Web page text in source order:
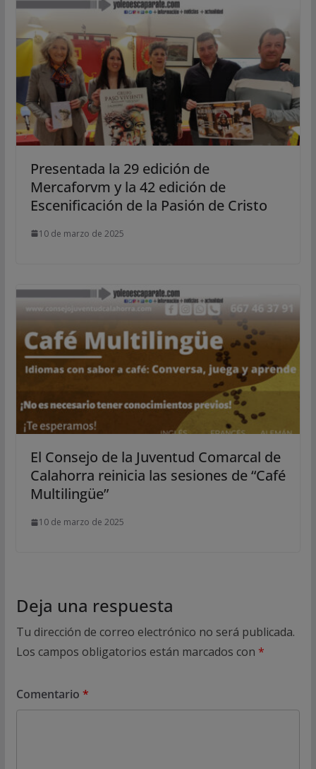
Presentada la 29 edición de
Mercaforvm y la 42 edición de
Escenificación de la Pasión de Cristo
10 de marzo de 2025
El Consejo de la Juventud Comarcal de
Calahorra reinicia las sesiones de “Café
Multilingüe”
10 de marzo de 2025
Deja una respuesta
Tu dirección de correo electrónico no será publicada.
Los campos obligatorios están marcados con *
Comentario *